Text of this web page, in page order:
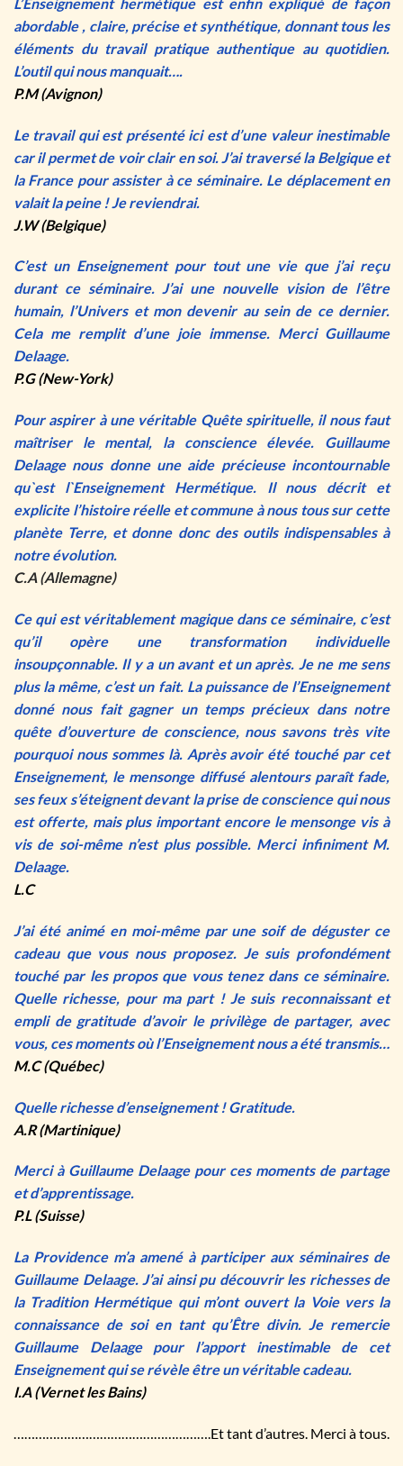
abordable , claire, précise et synthétique, donnant tous les
éléments du travail pratique authentique au quotidien.
L’outil qui nous manquait….
P.M (Avignon)
Le travail qui est présenté ici est d’une valeur inestimable
car il permet de voir clair en soi. J’ai traversé la Belgique et
la France pour assister à ce séminaire. Le déplacement en
valait la peine ! Je reviendrai.
J.W (Belgique)
C’est un Enseignement pour tout une vie que j’ai reçu
durant ce séminaire. J’ai une nouvelle vision de l’être
humain, l’Univers et mon devenir au sein de ce dernier.
Cela me remplit d’une joie immense. Merci Guillaume
Delaage.
P.G (New-York)
Pour aspirer à une véritable Quête spirituelle, il nous faut
maîtriser le mental, la conscience élevée. Guillaume
Delaage nous donne une aide précieuse incontournable
qu`est l`Enseignement Hermétique. Il nous décrit et
explicite l’histoire réelle et commune à nous tous sur cette
planète Terre, et donne donc des outils indispensables à
notre évolution.
C.A (Allemagne)
Ce qui est véritablement magique dans ce séminaire, c’est
qu’il opère une transformation individuelle
insoupçonnable. Il y a un avant et un après. Je ne me sens
plus la même, c’est un fait. La puissance de l’Enseignement
donné nous fait gagner un temps précieux dans notre
quête d’ouverture de conscience, nous savons très vite
pourquoi nous sommes là. Après avoir été touché par cet
Enseignement, le mensonge diffusé alentours paraît fade,
ses feux s’éteignent devant la prise de conscience qui nous
est offerte, mais plus important encore le mensonge vis à
vis de soi-même n’est plus possible. Merci infiniment M.
Delaage.
L.C
J’ai été animé en moi-même par une soif de déguster ce
cadeau que vous nous proposez. Je suis profondément
touché par les propos que vous tenez dans ce séminaire.
Quelle richesse, pour ma part ! Je suis reconnaissant et
empli de gratitude d’avoir le privilège de partager, avec
vous, ces moments où l’Enseignement nous a été transmis…
M.C (Québec)
Quelle richesse d’enseignement ! Gratitude.
A.R (Martinique)
Merci à Guillaume Delaage pour ces moments de partage
et d’apprentissage.
P.L (Suisse)
La Providence m’a amené à participer aux séminaires de
Guillaume Delaage. J’ai ainsi pu découvrir les richesses de
la Tradition Hermétique qui m’ont ouvert la Voie vers la
connaissance de soi en tant qu’Être divin. Je remercie
Guillaume Delaage pour l’apport inestimable de cet
Enseignement qui se révèle être un véritable cadeau.
I.A (Vernet les Bains)
……………………………………………….Et tant d’autres. Merci à tous.